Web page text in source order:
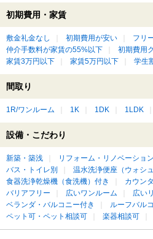
初期費用・家賃
敷金礼金なし 初期費用が安い フリ
仲介手数料が家賃の55%以下
初期費用
家賃3万円以下
家賃5万円以下 学生
間取り
1R/ワンルーム 1K 1DK 1LDK
設備・こだわり
新築・築浅 リフォーム・リノベーショ
バス・トイレ別
温水洗浄便座（ウォシ
食器洗浄乾燥機（食洗機）付き
カウン
バリアフリー
広いワンルーム
広い
ベランダ・バルコニー付き
ルーフバル
ペット可・ペット相談可
楽器相談可